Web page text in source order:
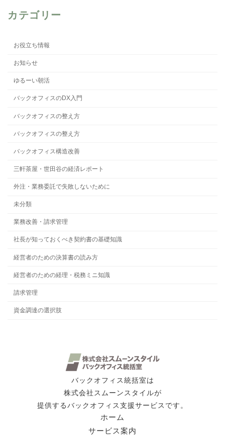
カテゴリー
お役立ち情報
お知らせ
ゆるーい朝活
バックオフィスのDX入門
バックオフィスの整え方
バックオフィスの整え方
バックオフィス構造改善
三軒茶屋・世田谷の経済レポート
外注・業務委託で失敗しないために
未分類
業務改善・請求管理
社長が知っておくべき契約書の基礎知識
経営者のための決算書の読み方
経営者のための経理・税務ミニ知識
請求管理
資金調達の選択肢
バックオフィス統括室は
株式会社スムーンスタイルが
提供するバックオフィス支援サービスです。
ホーム
サービス案内